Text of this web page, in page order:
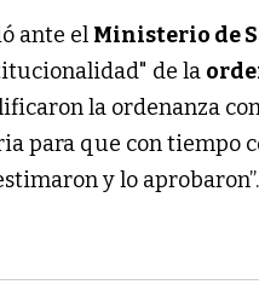
ante el Ministerio de
de la
la ordenanza
para que con tiempo
y lo aprobaron”.